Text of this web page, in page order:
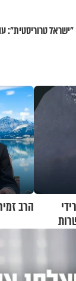
"ישראל טרוריסטית":
הרב